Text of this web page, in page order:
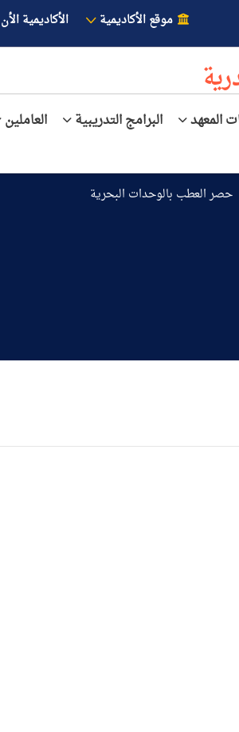
موقع الأكاديمية الأكاديمية الأن
المعهد البرامج التدريبية العاملين
حصر العطب بالوحدات البحرية